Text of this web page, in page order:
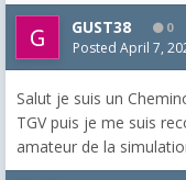
GUST38 0
Posted April 7,
Salut je suis un
TGV puis je me suis
amateur de la